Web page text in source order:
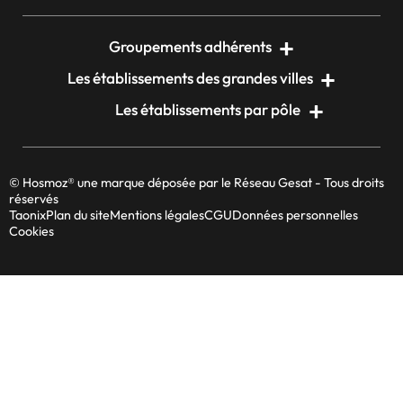
Groupements adhérents
Les établissements des grandes villes
Les établissements par pôle
© Hosmoz® une marque déposée par le Réseau Gesat - Tous droits
réservés
TaonixPlan du siteMentions légalesCGUDonnées personnelles
Cookies